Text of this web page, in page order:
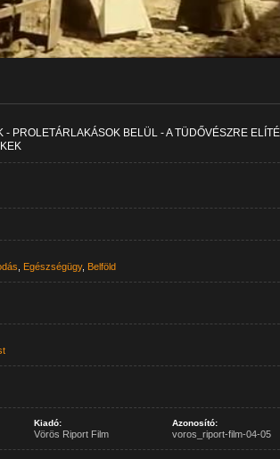
- PROLETÁRLAKÁSOK BELÜL - A TÜDŐVÉSZRE
Egészségügy, Belföld
Kiadó:
Vörös Riport Film
Azonosító:
voros_riport-film-04-05